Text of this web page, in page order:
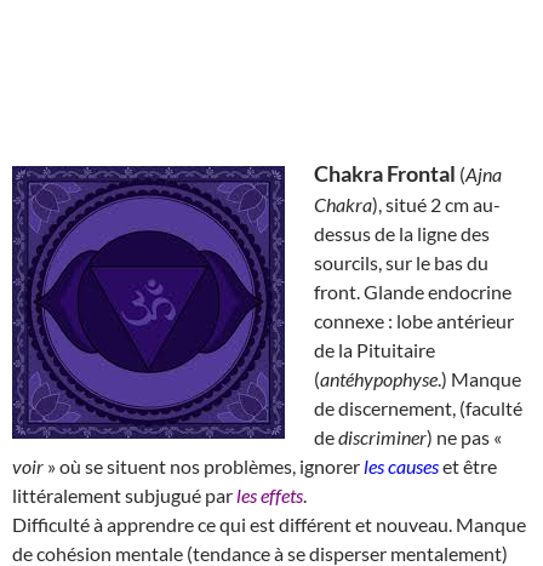
Chakra Frontal (Ajna
Chakra), situé 2 cm au-
dessus de la ligne des
sourcils, sur le bas du
front. Glande endocrine
connexe : lobe antérieur
de la Pituitaire
(antéhypophyse.) Manque
de discernement, (faculté
dediscriminer) ne pas «
voir » où se situent nos problèmes, ignorer les causeset être
littéralement subjugué par les effets
Difficulté à apprendre ce qui est différent et nouveau. Manque
de cohésion mentale (tendance à se disperser mentalement)